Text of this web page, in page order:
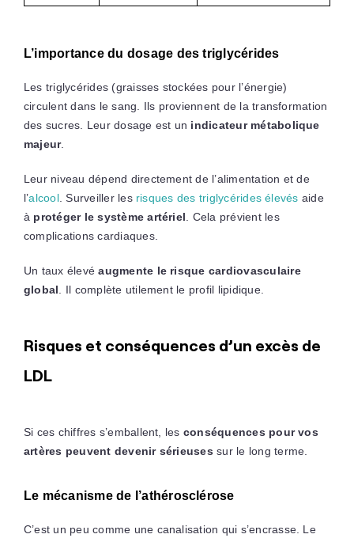
L’importance du dosage des triglycérides
Les triglycérides (graisses stockées pour l’énergie)
circulent dans le sang. Ils proviennent de la transformation
des sucres. Leur dosage est un indicateur métabolique
majeur.
Leur niveau dépend directement de l’alimentation et de
l’alcool. Surveiller les risques des triglycérides élevés aide
à protéger le système artériel. Cela prévient les
complications cardiaques.
Un taux élevéaugmente le risque cardiovasculaire
global. Il complète utilement le profil lipidique.
Risques et conséquences d’un excès de
LDL
Si ces chiffres s’emballent, les conséquences pour vos
artères peuvent devenir sérieuses sur le long terme.
Le mécanisme de l’athérosclérose
C’est un peu comme une canalisation qui s’encrasse. Le